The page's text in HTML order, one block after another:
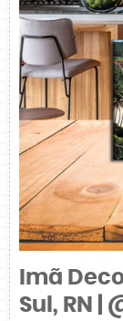
Imã
Sul, RN |